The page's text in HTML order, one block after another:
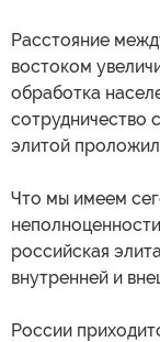
Расстояние
востоком
обработка
сотрудничество
элитой
Что мы имеем
российская
внутренней и
России